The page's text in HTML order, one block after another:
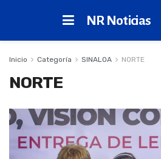
NR Noticias
Inicio Categoría SINALOA NORTE
NORTE